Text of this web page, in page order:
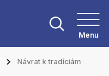
Menu
Návrat k tradíciám